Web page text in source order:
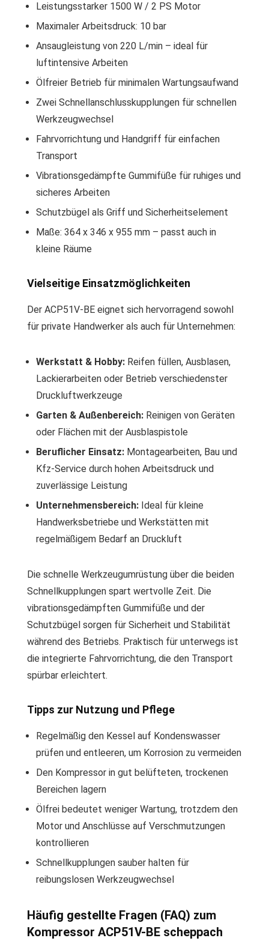
Leistungsstarker 1500 W / 2 PS Motor
Maximaler Arbeitsdruck: 10 bar
Ansaugleistung von 220 L/min – ideal für
luftintensive Arbeiten
Ölfreier Betrieb für minimalen Wartungsaufwand
Zwei Schnellanschlusskupplungen für schnellen
Werkzeugwechsel
Fahrvorrichtung und Handgriff für einfachen
Transport
Vibrationsgedämpfte Gummifüße für ruhiges und
sicheres Arbeiten
Schutzbügel als Griff und Sicherheitselement
Maße: 364 x 346 x 955 mm – passt auch in
kleine Räume
Vielseitige Einsatzmöglichkeiten
Der ACP51V-BE eignet sich hervorragend sowohl
für private Handwerker als auch für Unternehmen:
Werkstatt & Hobby: Reifen füllen, Ausblasen,
Lackierarbeiten oder Betrieb verschiedenster
Druckluftwerkzeuge
Garten & Außenbereich: Reinigen von Geräten
oder Flächen mit der Ausblaspistole
Beruflicher Einsatz: Montagearbeiten, Bau und
Kfz-Service durch hohen Arbeitsdruck und
zuverlässige Leistung
Unternehmensbereich: Ideal für kleine
Handwerksbetriebe und Werkstätten mit
regelmäßigem Bedarf an Druckluft
Die schnelle Werkzeugumrüstung über die beiden
Schnellkupplungen spart wertvolle Zeit. Die
vibrationsgedämpften Gummifüße und der
Schutzbügel sorgen für Sicherheit und Stabilität
während des Betriebs. Praktisch für unterwegs ist
die integrierte Fahrvorrichtung, die den Transport
spürbar erleichtert.
Tipps zur Nutzung und Pflege
Regelmäßig den Kessel auf Kondenswasser
prüfen und entleeren, um Korrosion zu vermeiden
Den Kompressor in gut belüfteten, trockenen
Bereichen lagern
Ölfrei bedeutet weniger Wartung, trotzdem den
Motor und Anschlüsse auf Verschmutzungen
kontrollieren
Schnellkupplungen sauber halten für
reibungslosen Werkzeugwechsel
Häufig gestellte Fragen (FAQ) zum
Kompressor ACP51V-BE scheppach